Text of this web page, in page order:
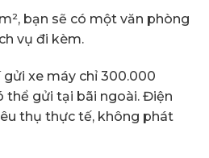
bạn sẽ có một văn phòng
vụ đi kèm.
gửi xe máy chỉ 300.000
thể gửi tại bãi ngoài. Điện
thụ thực tế, không phát